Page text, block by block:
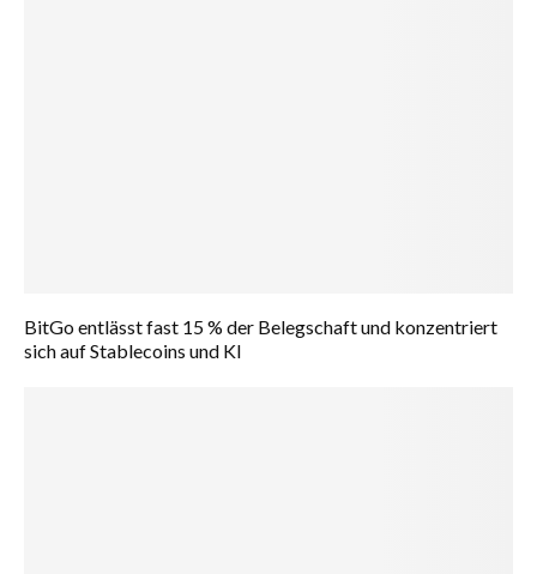
BitGo entlässt fast 15 % der Belegschaft und konzentriert
sich auf Stablecoins und KI